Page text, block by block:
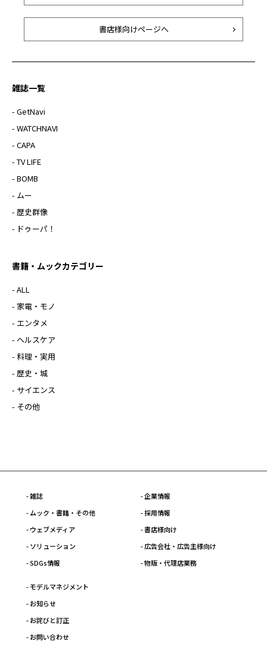
書店様向けページへ
雑誌一覧
- GetNavi
- WATCHNAVI
- CAPA
- TV LIFE
- BOMB
- ムー
- 歴史群像
- ドゥーパ！
書籍・ムックカテゴリー
- ALL
- 家電・モノ
- エンタメ
- ヘルスケア
- 料理・実用
- 歴史・城
- サイエンス
- その他
- 雑誌
- ムック・書籍・その他
- ウェブメディア
- ソリューション
- SDGs情報
- 企業情報
- 採用情報
- 書店様向け
- 広告会社・広告主様向け
- 物販・代理店業務
- モデルマネジメント
- お知らせ
- お詫びと訂正
- お問い合わせ